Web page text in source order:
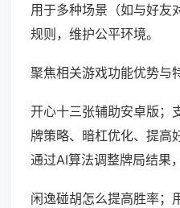
用于多种场景（如与好友
规则，维护公平环境。
聚焦相关游戏功能优势与
开心十三张辅助安卓版；
牌策略、暗杠优化、提高
通过AI算法调整牌局结果
闲逸碰胡怎么提高胜率；